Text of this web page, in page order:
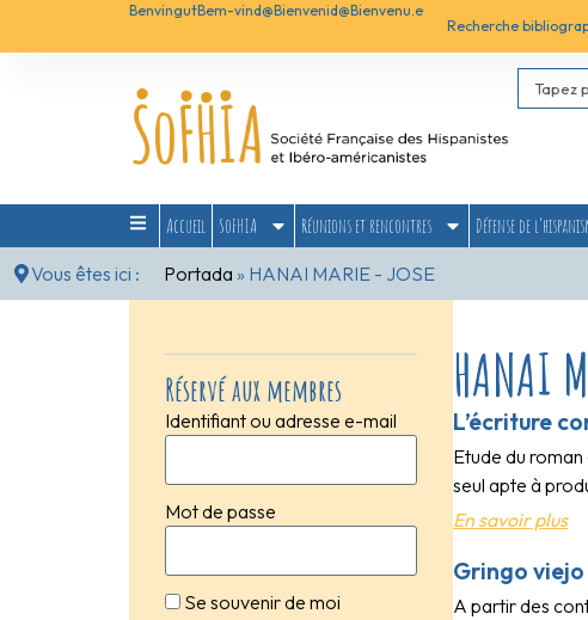
BenvingutBem-vind@Bienvenid@Bienvenu.e
Recherche
Accueil SoFHIA Réunions et rencontres Défense de
Vous êtes ici :
Portada » HANAI MARIE - JOSE
Réservé aux membres
Identifiant ou adresse e-mail
Mot de passe
Se souvenir de moi
HANAI
L’écriture
Etude du
seul apte à
En savoir plus
Gringo
A partir des